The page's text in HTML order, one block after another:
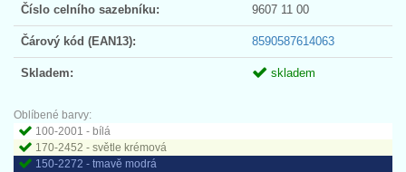
Číslo celního sazebníku: 9607 11 00
Čárový kód (EAN13): 8590587614063
Skladem: skladem
Oblíbené barvy:
100-2001 - bílá
170-2452 - světle krémová
150-2272 - tmavě modrá